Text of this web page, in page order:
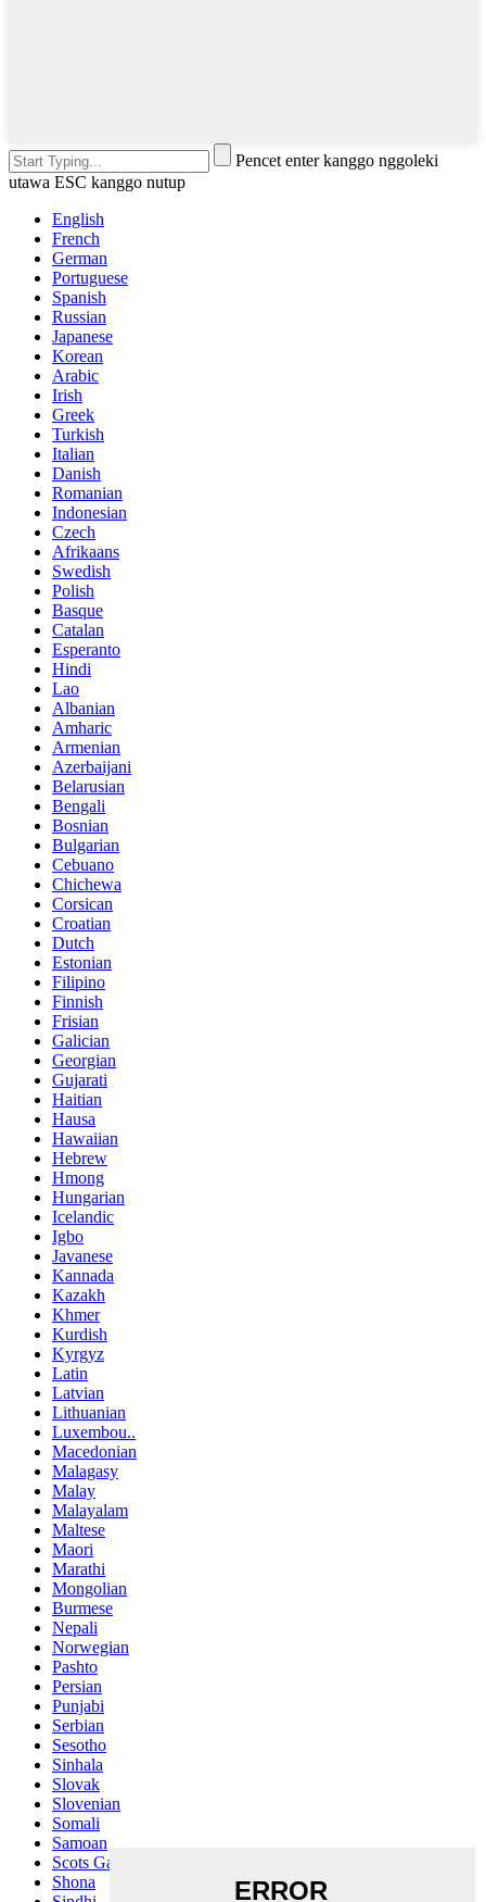
Pencet enter kanggo nggoleki
utawa ESC kanggo nutup
English
French
German
Portuguese
Spanish
Russian
Japanese
Korean
Arabic
Irish
Greek
Turkish
Italian
Danish
Romanian
Indonesian
Czech
Afrikaans
Swedish
Polish
Basque
Catalan
Esperanto
Hindi
Lao
Albanian
Amharic
Armenian
Azerbaijani
Belarusian
Bengali
Bosnian
Bulgarian
Cebuano
Chichewa
Corsican
Croatian
Dutch
Estonian
Filipino
Finnish
Frisian
Galician
Georgian
Gujarati
Haitian
Hausa
Hawaiian
Hebrew
Hmong
Hungarian
Icelandic
Igbo
Javanese
Kannada
Kazakh
Khmer
Kurdish
Kyrgyz
Latin
Latvian
Lithuanian
Luxembou..
Macedonian
Malagasy
Malay
Malayalam
Maltese
Maori
Marathi
Mongolian
Burmese
Nepali
Norwegian
Pashto
Persian
Punjabi
Serbian
Sesotho
Sinhala
Slovak
Slovenian
Somali
Samoan
Scots Gaelic
Shona